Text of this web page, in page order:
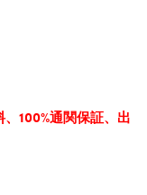
100%通関保証、出